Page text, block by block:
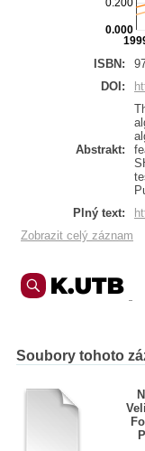
0.200
0.000
ISBN:
DOI:
Abstrakt:
Plný text:
Zobrazit celý záznam
Soubory tohoto